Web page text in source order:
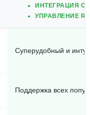
ИНТЕГРАЦИЯ С
УПРАВЛЕНИЕ
Суперудобный и
Поддержка всех